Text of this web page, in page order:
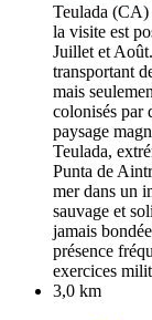
Teulada (CA)
la visite est
Juillet et
transportant
mais
colonisés par
paysage
Teulada,
Punta de
mer dans un
sauvage et
jamais
présence
exercices
3,0 km